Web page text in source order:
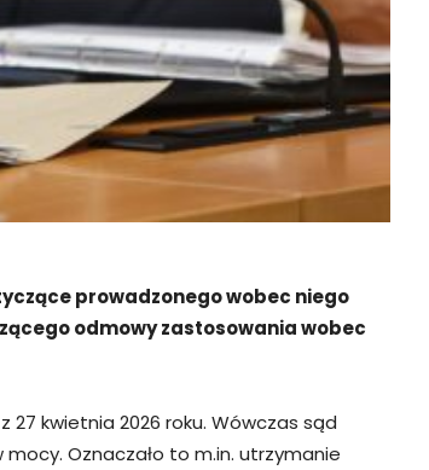
prowadzonego wobec niego
odmowy zastosowania wobec
kwietnia 2026 roku. Wówczas sąd
Oznaczało to m.in. utrzymanie